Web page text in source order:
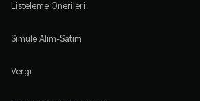
Listeleme Önerileri
Simüle Alım-Satım
Vergi